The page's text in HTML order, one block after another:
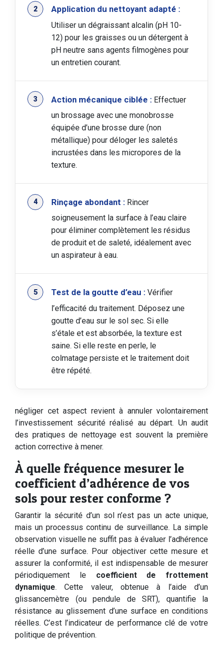
Application du nettoyant adapté :
Utiliser un dégraissant alcalin (pH 10-
12) pour les graisses ou un détergent à
pH neutre sans agents filmogènes pour
un entretien courant.
Action mécanique ciblée : Effectuer
un brossage avec une monobrosse
équipée d’une brosse dure (non
métallique) pour déloger les saletés
incrustées dans les micropores de la
texture.
Rinçage abondant : Rincer
soigneusement la surface à l’eau claire
pour éliminer complètement les résidus
de produit et de saleté, idéalement avec
un aspirateur à eau.
Test de la goutte d’eau : Vérifier
l’efficacité du traitement. Déposez une
goutte d’eau sur le sol sec. Si elle
s’étale et est absorbée, la texture est
saine. Si elle reste en perle, le
colmatage persiste et le traitement doit
être répété.
négliger cet aspect revient à annuler volontairement
l’investissement sécurité réalisé au départ. Un audit
des pratiques de nettoyage est souvent la première
action corrective à mener.
À quelle fréquence mesurer le
coefficient d’adhérence de vos
sols pour rester conforme ?
Garantir la sécurité d’un sol n’est pas un acte unique,
mais un processus continu de surveillance. La simple
observation visuelle ne suffit pas à évaluer l’adhérence
réelle d’une surface. Pour objectiver cette mesure et
assurer la conformité, il est indispensable de mesurer
périodiquement le coefficient de frottement
dynamique. Cette valeur, obtenue à l’aide d’un
glissancemètre (ou pendule de SRT), quantifie la
résistance au glissement d’une surface en conditions
réelles. C’est l’indicateur de performance clé de votre
politique de prévention.